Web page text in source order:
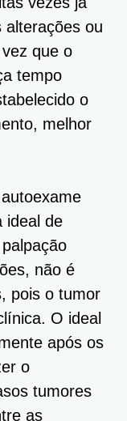
ou
que o
tempo
o
melhor
ideal de
não é
pois o tumor
O ideal
após os
o
tumores
as